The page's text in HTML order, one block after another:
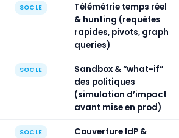
SOCLE
Télémétrie temps réel
& hunting (requêtes
rapides, pivots, graph
queries)
SOCLE
Sandbox & “what-if”
des politiques
(simulation d’impact
avant mise en prod)
SOCLE
Couverture IdP &